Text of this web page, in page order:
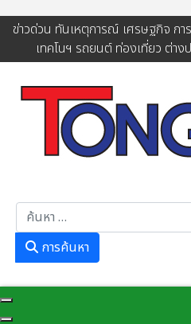
ข่าวด่วน ทันเหตุการณ์ เศรษฐกิจ ก
เทคโนฯ รถยนต์ ท่องเที่ยว ต่าง
การค้นหา